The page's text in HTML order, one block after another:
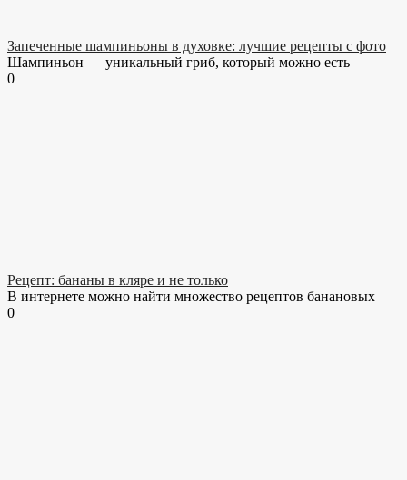
Запеченные шампиньоны в духовке: лучшие рецепты с фото
Шампиньон — уникальный гриб, который можно есть
0
Рецепт: бананы в кляре и не только
В интернете можно найти множество рецептов банановых
0